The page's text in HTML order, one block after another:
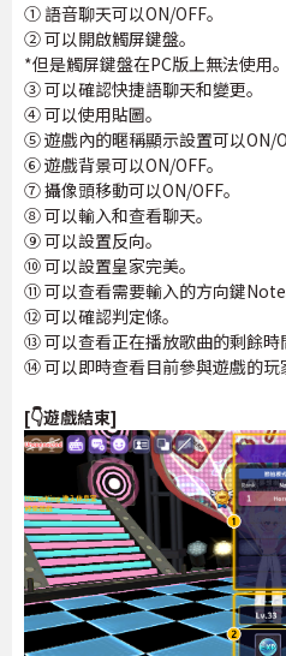
① 語音聊天可以ON/OFF。
② 可以開啟觸屏鍵盤。
*但是觸屏鍵盤在PC版上無法使用。
③ 可以確認快捷語聊天和變更。
④ 可以使用貼圖。
⑤ 遊戲內的暱稱顯示設置可以ON/
⑥ 遊戲背景可以ON/OFF。
⑦ 攝像頭移動可以ON/OFF。
⑧ 可以輸入和查看聊天。
⑨ 可以設置反向。
⑩ 可以設置皇家完美。
⑪ 可以查看需要輸入的方向鍵Note
⑫ 可以確認判定條。
⑬ 可以查看正在播放歌曲的剩餘時
⑭ 可以即時查看目前參與遊戲的玩
[👇遊戲結束]